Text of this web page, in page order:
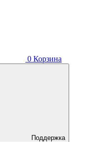
0 Корзина
Поддержка